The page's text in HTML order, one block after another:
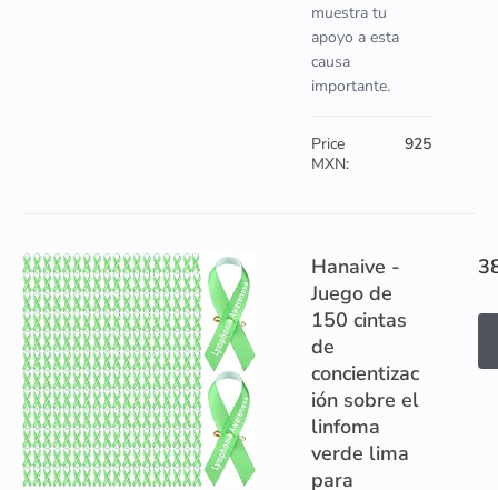
muestra tu
apoyo a esta
causa
importante.
Price
MXN:
925
Hanaive -
Juego de
150 cintas
de
concientizac
ión sobre el
linfoma
verde lima
para